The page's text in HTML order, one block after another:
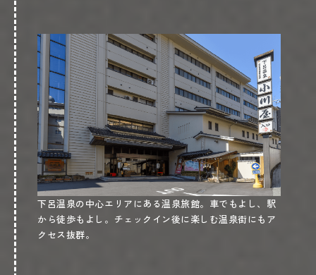
下呂温泉の中心エリアにある温泉旅館。車でもよし、駅
から徒歩もよし。チェックイン後に楽しむ温泉街にもア
クセス抜群。